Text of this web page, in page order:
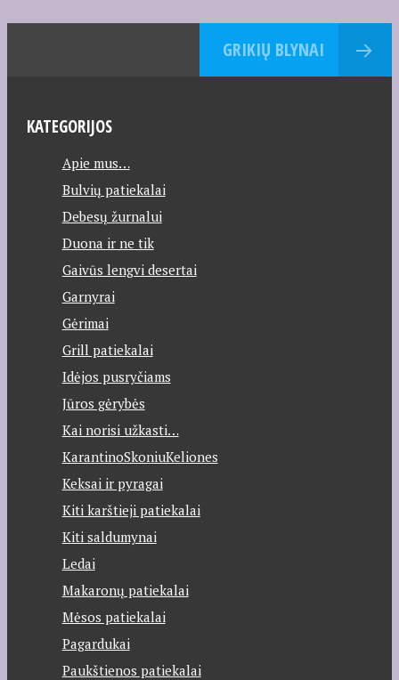
GRIKIŲ BLYNAI
KATEGORIJOS
Apie mus…
Bulvių patiekalai
Debesų žurnalui
Duona ir ne tik
Gaivūs lengvi desertai
Garnyrai
Gėrimai
Grill patiekalai
Idėjos pusryčiams
Jūros gėrybės
Kai norisi užkasti…
KarantinoSkoniuKeliones
Keksai ir pyragai
Kiti karštieji patiekalai
Kiti saldumynai
Ledai
Makaronų patiekalai
Mėsos patiekalai
Pagardukai
Paukštienos patiekalai